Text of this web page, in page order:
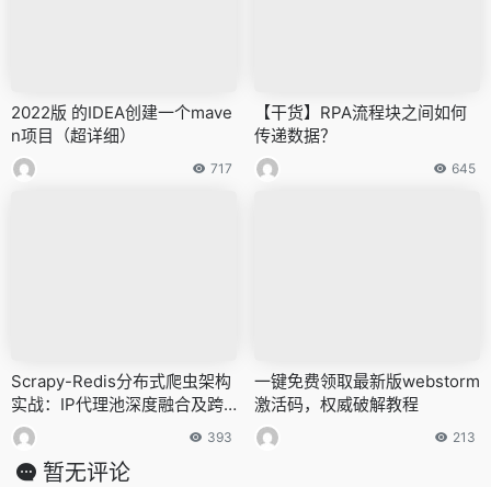
2022版 的IDEA创建一个mave
n项目（超详细）
717
【干货】RPA流程块之间如何
传递数据？
645
Scrapy-Redis分布式爬虫架构
实战：IP代理池深度融合及跨
地域数据采集探索
393
一键免费领取最新版webstorm
激活码，权威破解教程
213
暂无评论